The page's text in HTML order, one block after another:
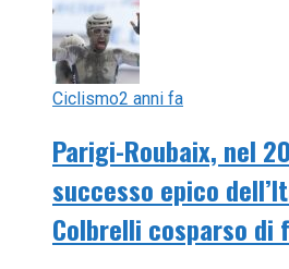
Ciclismo2 anni fa
Parigi-Roubaix, nel
successo epico
Colbrelli cosparso di